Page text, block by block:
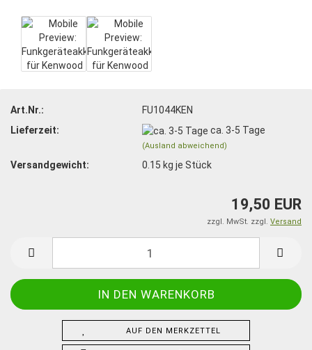
Art.Nr.:
FU1044KEN
Lieferzeit:
ca. 3-5 Tage
(Ausland abweichend)
Versandgewicht: 0.15 kg je Stück
19,50 EUR
zzgl. MwSt. zzgl. Versand
AUF DEN MERKZETTEL